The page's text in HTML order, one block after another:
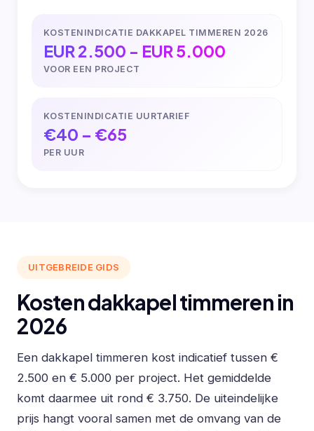
KOSTENINDICATIE DAKKAPEL TIMMEREN 2026
EUR 2.500 - EUR 5.000
VOOR EEN PROJECT
KOSTENINDICATIE UURTARIEF
€40 – €65
PER UUR
UITGEBREIDE GIDS
Kosten dakkapel timmeren in
2026
Een dakkapel timmeren kost indicatief tussen €
2.500 en € 5.000 per project. Het gemiddelde
komt daarmee uit rond € 3.750. De uiteindelijke
prijs hangt vooral samen met de omvang van de